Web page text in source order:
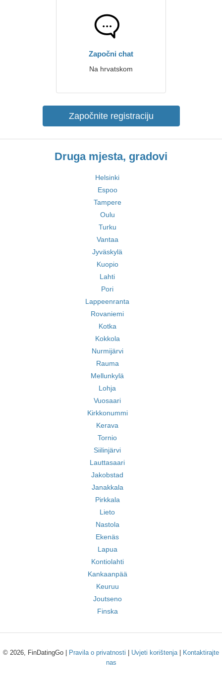
Započni chat
Na hrvatskom
Započnite registraciju
Druga mjesta, gradovi
Helsinki
Espoo
Tampere
Oulu
Turku
Vantaa
Jyväskylä
Kuopio
Lahti
Pori
Lappeenranta
Rovaniemi
Kotka
Kokkola
Nurmijärvi
Rauma
Mellunkylä
Lohja
Vuosaari
Kirkkonummi
Kerava
Tornio
Siilinjärvi
Lauttasaari
Jakobstad
Janakkala
Pirkkala
Lieto
Nastola
Ekenäs
Lapua
Kontiolahti
Kankaanpää
Keuruu
Joutseno
Finska
© 2026, FinDatingGo | Pravila o privatnosti Uvjeti korištenja|
Kontaktirajte
nas